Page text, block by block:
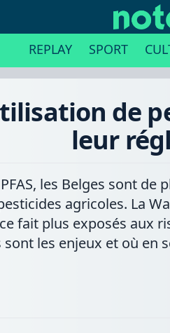
REPLAY SPORT
de
leur
les Belges sont
agricoles. La
fait plus exposés aux
sont les enjeux et où